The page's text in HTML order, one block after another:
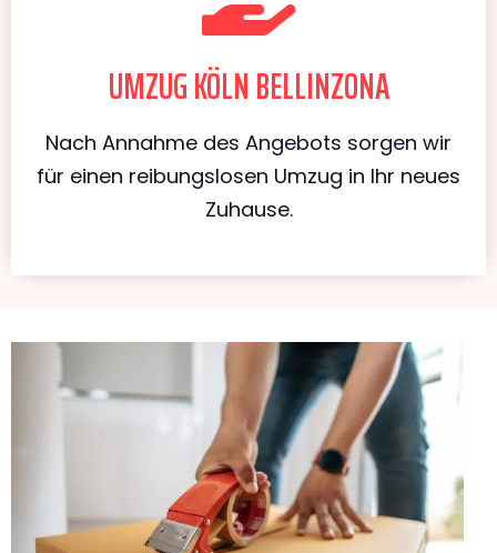
UMZUG KÖLN BELLINZONA
Nach Annahme des Angebots sorgen wir
für einen reibungslosen Umzug in Ihr neues
Zuhause.